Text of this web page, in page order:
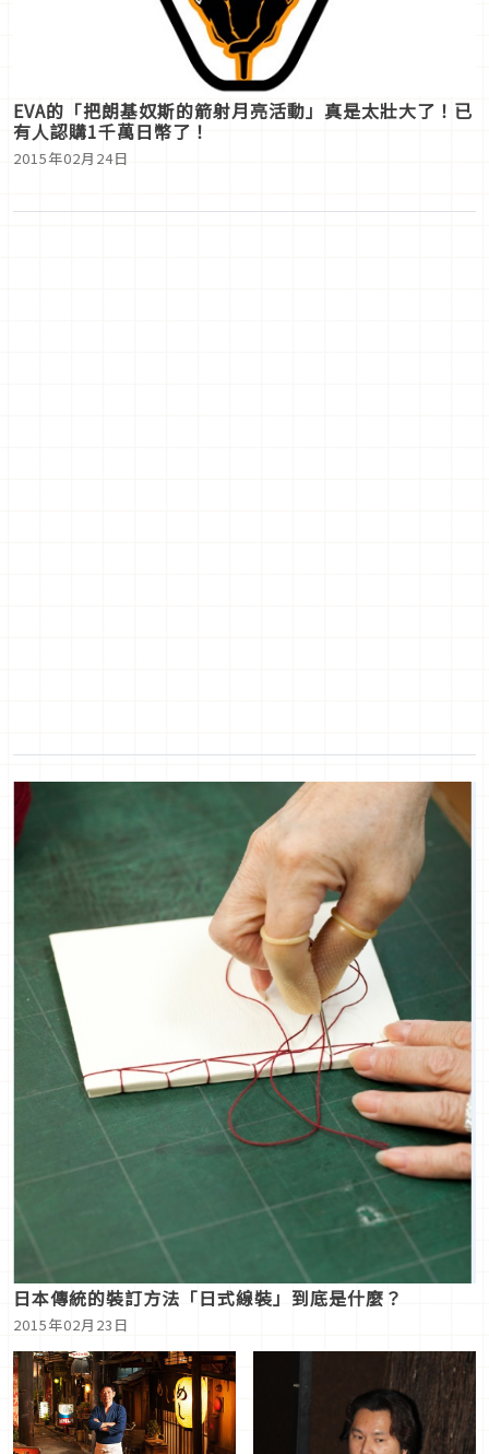
EVA的「把朗基奴斯的箭射月亮活動」真是太壯大了！已
有人認購1千萬日幣了！
2015年02月24日
日本傳統的裝訂方法「日式線裝」到底是什麼？
2015年02月23日